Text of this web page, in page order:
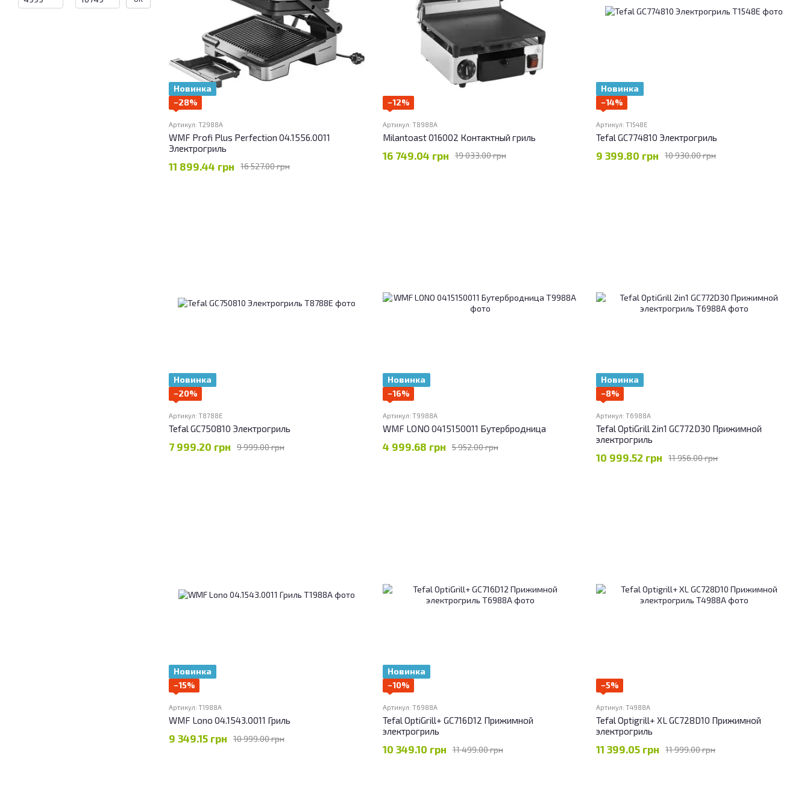
Новинка
−28%
Артикул: T2988A
WMF Profi Plus Perfection 04.1556.0011
Электрогриль
16 527.00 грн
11 899.44 грн
−12%
Артикул: T8988A
Milantoast 016002 Контактный гриль
19 033.00 грн
16 749.04 грн
Новинка
−14%
Артикул: T1548E
Tefal GC774810 Электрогриль
10 930.00 грн
9 399.80 грн
Новинка
−20%
Артикул: T8788E
Tefal GC750810 Электрогриль
9 999.00 грн
7 999.20 грн
Новинка
−16%
Артикул: T9988A
WMF LONO 0415150011 Бутербродница
5 952.00 грн
4 999.68 грн
Новинка
−8%
Артикул: T6988A
Tefal OptiGrill 2in1 GC772D30 Прижимной
электрогриль
11 956.00 грн
10 999.52 грн
Новинка
−15%
Артикул: T1988A
WMF Lono 04.1543.0011 Гриль
10 999.00 грн
9 349.15 грн
Новинка
−10%
Артикул: T6988A
Tefal OptiGrill+ GC716D12 Прижимной
электрогриль
11 499.00 грн
10 349.10 грн
−5%
Артикул: T4988A
Tefal Optigrill+ XL GC728D10 Прижимной
электрогриль
11 999.00 грн
11 399.05 грн